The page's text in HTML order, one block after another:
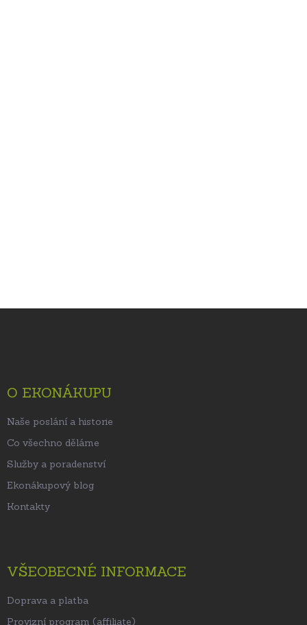
O EKONÁKUPU
Naše poslání a historie
Co všechno děláme
Služby a poradenství
Ekonákupový blog
Kontakty
VŠEOBECNÉ INFORMACE
Doprava a platba
Provizní program (affiliate)